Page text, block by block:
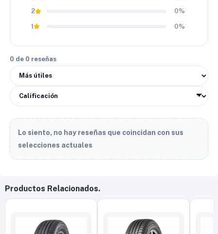
2 0%
1 0%
0 de 0 reseñas
Lo siento, no hay reseñas que coincidan con sus
selecciones actuales
Productos Relacionados.